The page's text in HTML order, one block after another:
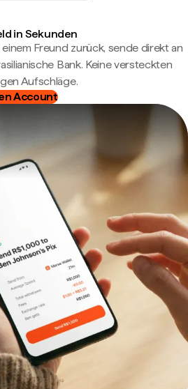
in Sekunden
einem Freund zurück, sende direkt an
Bank. Keine versteckten
Aufschläge.
Account